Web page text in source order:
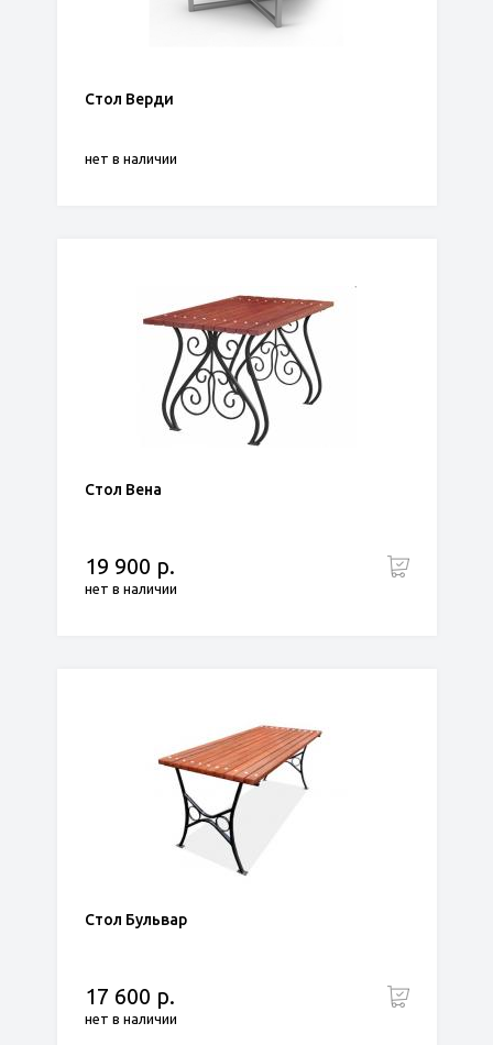
Стол Верди
нет в наличии
Стол Вена
19 900 р.
нет в наличии
Стол Бульвар
17 600 р.
нет в наличии